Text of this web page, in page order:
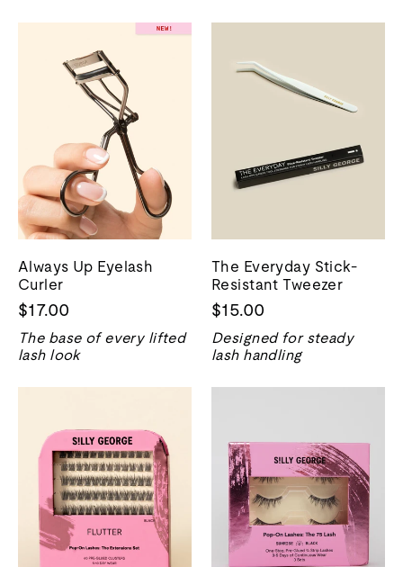
Always Up Eyelash
Curler
$17.00
The base of every lifted
lash look
The Everyday Stick-
Resistant Tweezer
$15.00
Designed for steady
lash handling